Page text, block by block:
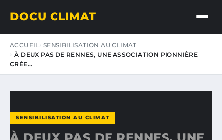
DOCU CLIMAT
ACCUEIL SENSIBILISATION AU CLIMAT
À DEUX PAS DE RENNES, UNE ASSOCIATION PIONNIÈRE
CRÉE…
SENSIBILISATION AU CLIMAT